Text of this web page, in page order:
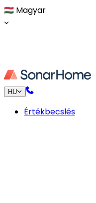
🇭🇺 Magyar
HU
Értékbecslés